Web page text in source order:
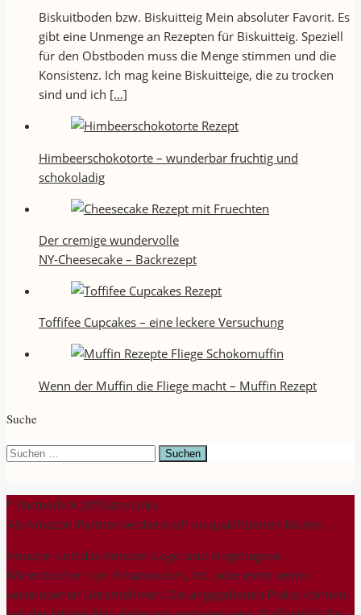
Biskuitboden bzw. Biskuitteig Mein absoluter Favorit. Es
gibt eine Unmenge an Rezepten für Biskuitteig. Speziell
für den Obstboden muss die Menge stimmen und die
Konsistenz. Ich mag keine Biskuitteige, die zu trocken
sind und ich […]
Himbeerschokotorte – wunderbar fruchtig und
schokoladig
Der cremige wundervolle
NY-Cheesecake – Backrezept
Toffifee Cupcakes – eine leckere Versuchung
Wenn der Muffin die Fliege macht – Muffin Rezept
Suche
Suchen
* Partnerlink (Affiliate-Link)
Als Amazon-Partner verdiene ich an qualifizierten Käufen.
Amazon und das Amazon-Logo sind eingetragene
Warenzeichen von Amazon.com, Inc. oder eines seiner
verbundenen Unternehmen. Die angegebenen Preise können